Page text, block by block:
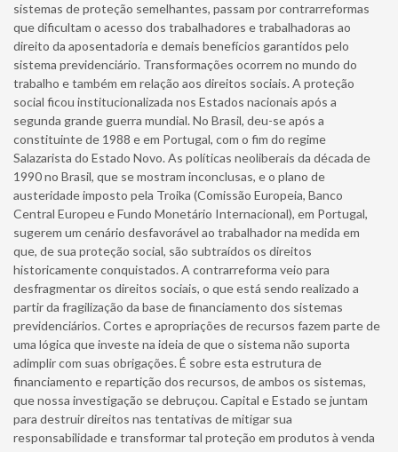
sistemas de proteção semelhantes, passam por contrarreformas
que dificultam o acesso dos trabalhadores e trabalhadoras ao
direito da aposentadoria e demais benefícios garantidos pelo
sistema previdenciário. Transformações ocorrem no mundo do
trabalho e também em relação aos direitos sociais. A proteção
social ficou institucionalizada nos Estados nacionais após a
segunda grande guerra mundial. No Brasil, deu-se após a
constituinte de 1988 e em Portugal, com o fim do regime
Salazarista do Estado Novo. As políticas neoliberais da década de
1990 no Brasil, que se mostram inconclusas, e o plano de
austeridade imposto pela Troika (Comissão Europeia, Banco
Central Europeu e Fundo Monetário Internacional), em Portugal,
sugerem um cenário desfavorável ao trabalhador na medida em
que, de sua proteção social, são subtraídos os direitos
historicamente conquistados. A contrarreforma veio para
desfragmentar os direitos sociais, o que está sendo realizado a
partir da fragilização da base de financiamento dos sistemas
previdenciários. Cortes e apropriações de recursos fazem parte de
uma lógica que investe na ideia de que o sistema não suporta
adimplir com suas obrigações. É sobre esta estrutura de
financiamento e repartição dos recursos, de ambos os sistemas,
que nossa investigação se debruçou. Capital e Estado se juntam
para destruir direitos nas tentativas de mitigar sua
responsabilidade e transformar tal proteção em produtos à venda